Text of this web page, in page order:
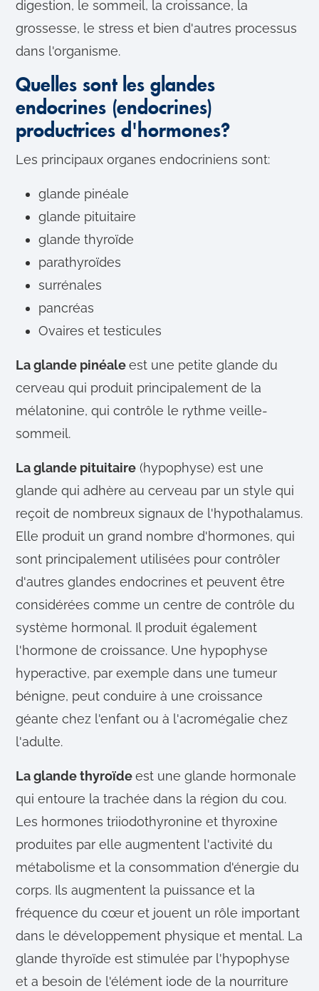
digestion, le sommeil, la croissance, la
grossesse, le stress et bien d'autres processus
dans l'organisme.
Quelles sont les glandes
endocrines (endocrines)
productrices d'hormones?
Les principaux organes endocriniens sont:
glande pinéale
glande pituitaire
glande thyroïde
parathyroïdes
surrénales
pancréas
Ovaires et testicules
La glande pinéaleest une petite glande du
cerveau qui produit principalement de la
mélatonine, qui contrôle le rythme veille-
sommeil.
La glande pituitaire (hypophyse) est une
glande qui adhère au cerveau par un style qui
reçoit de nombreux signaux de l'hypothalamus.
Elle produit un grand nombre d'hormones, qui
sont principalement utilisées pour contrôler
d'autres glandes endocrines et peuvent être
considérées comme un centre de contrôle du
système hormonal. Il produit également
l'hormone de croissance. Une hypophyse
hyperactive, par exemple dans une tumeur
bénigne, peut conduire à une croissance
géante chez l'enfant ou à l'acromégalie chez
l'adulte.
La glande thyroïdeest une glande hormonale
qui entoure la trachée dans la région du cou.
Les hormones triiodothyronine et thyroxine
produites par elle augmentent l'activité du
métabolisme et la consommation d'énergie du
corps. Ils augmentent la puissance et la
fréquence du cœur et jouent un rôle important
dans le développement physique et mental. La
glande thyroïde est stimulée par l'hypophyse
et a besoin de l'élément iode de la nourriture